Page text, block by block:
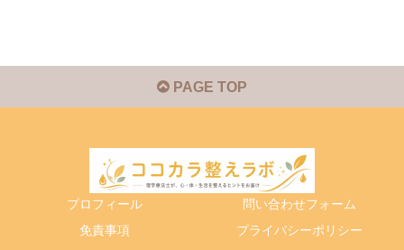
PAGE TOP
プロフィール
問い合わせフォーム
免責事項
プライバシーポリシー